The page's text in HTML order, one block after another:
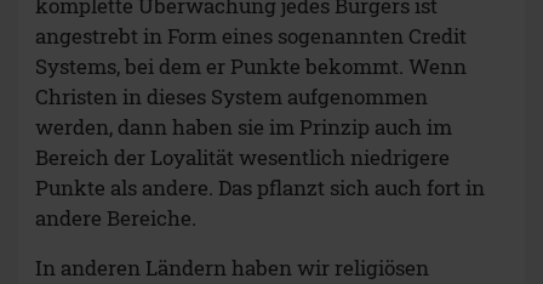
angestrebt in Form eines sogenannten Credit
Systems, bei dem er Punkte bekommt. Wenn
Christen in dieses System aufgenommen
werden, dann haben sie im Prinzip auch im
Bereich der Loyalität wesentlich niedrigere
Punkte als andere. Das pflanzt sich auch fort in
andere Bereiche.
In anderen Ländern haben wir religiösen